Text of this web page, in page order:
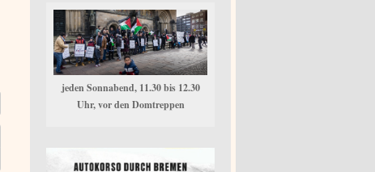
jeden Sonnabend, 11.30 bis 12.30
Uhr, vor den Domtreppen